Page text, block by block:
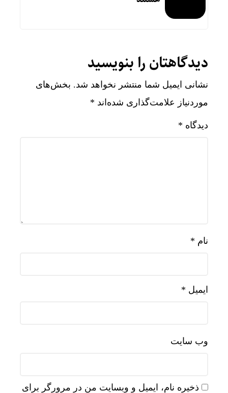
دیدگاهتان را بنویسید
نشانی ایمیل شما منتشر نخواهد شد. بخش‌های
موردنیاز علامت‌گذاری شده‌اند *
دیدگاه *
نام *
ایمیل *
وب‌ سایت
ذخیره نام، ایمیل و وبسایت من در مرورگر برای